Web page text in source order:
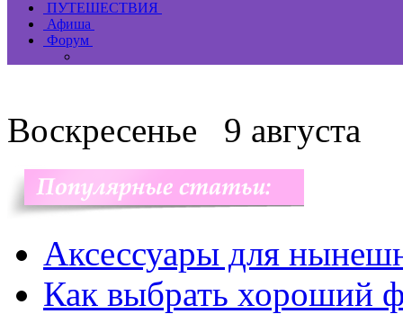
ПУТЕШЕСТВИЯ
Афиша
Форум
Воскресенье 9 августа
Аксессуары для
Как выбрать хороший